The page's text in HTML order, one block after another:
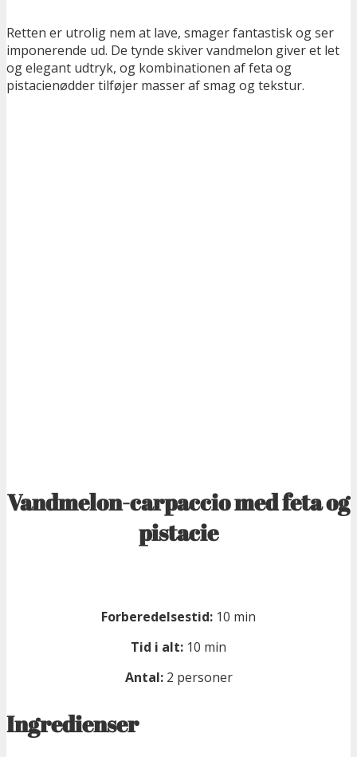
Retten er utrolig nem at lave, smager fantastisk og ser
imponerende ud. De tynde skiver vandmelon giver et let
og elegant udtryk, og kombinationen af feta og
pistacienødder tilføjer masser af smag og tekstur.
Vandmelon-carpaccio med feta og
pistacie
Forberedelsestid: 10 min
Tid i alt: 10 min
Antal:2 personer
Ingredienser